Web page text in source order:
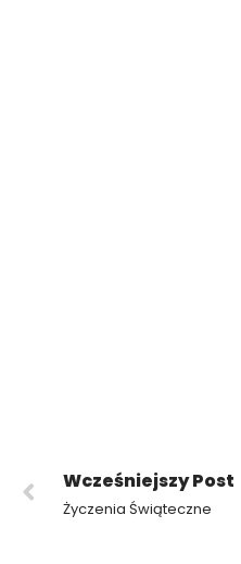
Wcześniejszy Post
Życzenia Świąteczne